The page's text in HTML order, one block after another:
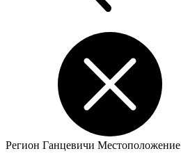
Регион Ганцевичи Местоположение